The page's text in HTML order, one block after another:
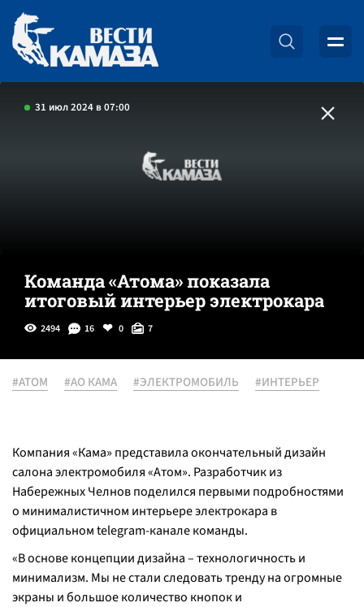
31 июл 2024 в 07:00
Команда «Атома» показала
итоговый интерьер электрокара
2494 16 0 7
#АТОМ #АО КАМА #ЭЛЕКТРОМОБИЛЬ #ИНТЕРЬЕР
Компания «Кама» представила окончательный дизайн
салона электромобиля «Атом». Разработчик из
Набережных Челнов поделился первыми подробностями
о минималистичном интерьере электрокара в
официальном telegram-канале команды.
«В основе концепции дизайна – технологичность и
минимализм. Мы не стали следовать тренду на огромные
экраны и большое количество кнопок и